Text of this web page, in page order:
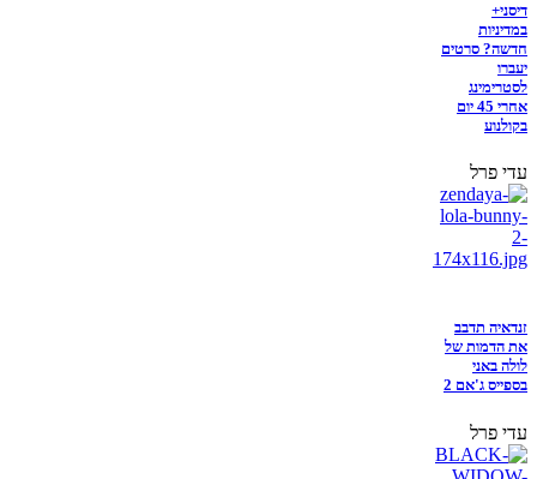
דיסני+
במדיניות
חדשה? סרטים
יעברו
לסטרימינג
אחרי 45 יום
בקולנוע
עדי פרל
זנדאיה תדבב
את הדמות של
לולה באני
בספייס ג'אם 2
עדי פרל